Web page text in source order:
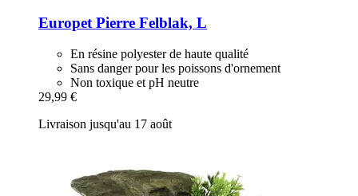
Europet Pierre Felblak, L
En résine polyester de haute qualité
Sans danger pour les poissons d'ornement
Non toxique et pH neutre
29,99 €
Livraison jusqu'au 17 août